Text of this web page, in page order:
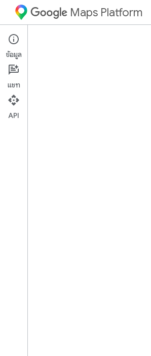
Maps Platform
Web Services
คำแนะนำ
ข้อมูล
แชท
API